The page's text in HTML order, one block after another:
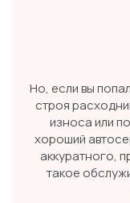
Но, если вы
строя
износа или
хороший
аккуратного,
такое